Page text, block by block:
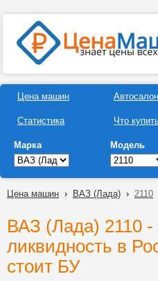
Цена машин
Статистика Что
Марка Модель
Цена машин › ВАЗ (Лада) › 2110
ВАЗ (Лада) 2110 -
ликвидность в
стоит БУ